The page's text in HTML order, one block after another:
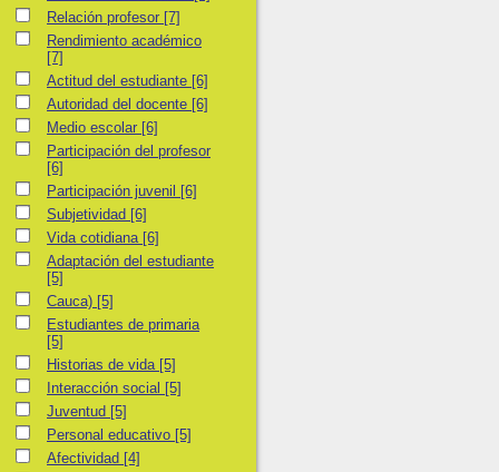
Relación profesor
Relación profesor [7]
Rendimiento académico
Rendimiento académico
[7]
Actitud del estudiante
Actitud del estudiante [6]
Autoridad del docente
Autoridad del docente [6]
Medio escolar
Medio escolar [6]
Participación del profesor
Participación del profesor
[6]
Participación juvenil
Participación juvenil
[6]
Subjetividad
Subjetividad [6]
Vida cotidiana
Vida cotidiana [6]
Adaptación del estudiante
Adaptación del estudiante
[5]
Cauca)Cauca) [5]
Estudiantes de primaria
Estudiantes de primaria
[5]
Historias de vida
Historias de vida [5]
Interacción social
Interacción social [5]
JuventudJuventud [5]
Personal educativo
Personal educativo [5]
Afectividad
Afectividad [4]